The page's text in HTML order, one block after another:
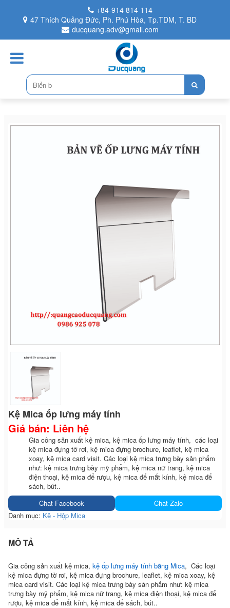
+84-914 814 114
47 Thích Quảng Đức, Ph. Phú Hòa, Tp.TDM, T. BD
ducquang.adv@gmail.com
Kệ Mica ốp lưng máy tính
Giá bán: Liên hệ
Gia công sản xuất kệ mica, kệ mica ốp lưng máy tính, các loại
kệ mica đựng tờ rơi, kệ mica đựng brochure, leaflet, kệ mica
xoay, kệ mica card visit. Các loại kệ mica trưng bày sản phẩm
như: kệ mica trưng bày mỹ phẩm, kệ mica nữ trang, kệ mica
điện thoại, kệ mica để rượu, kệ mica để mắt kính, kệ mica để
sách, bút..
Chat Facebook
Chat Zalo
Danh mục: Kệ - Hộp Mica
MÔ TẢ
Gia công sản xuất kệ mica, kệ ốp lưng máy tính bằng Mica, Các loại
kệ mica đựng tờ rơi, kệ mica đựng brochure, leaflet, kệ mica xoay, kệ
mica card visit. Các loại kệ mica trưng bày sản phẩm như: kệ mica
trưng bày mỹ phẩm, kệ mica nữ trang, kệ mica điện thoại, kệ mica để
rượu, kệ mica để mắt kính, kệ mica để sách, bút..